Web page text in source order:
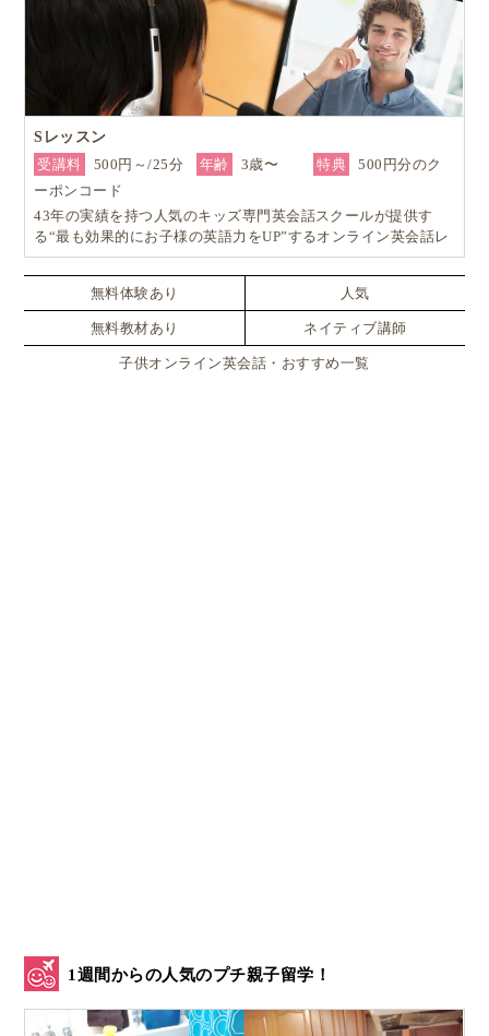
Sレッスン
受講料
500円～/25分 年齢 3歳〜 特典
500円分のク
ーポンコード
43年の実績を持つ人気のキッズ専門英会話スクールが提供す
る“最も効果的にお子様の英語力をUP”するオンライン英会話レ
ッスン！
無料体験あり 人気
無料教材あり ネイティブ講師
子供オンライン英会話・おすすめ一覧
1週間からの人気のプチ親子留学！